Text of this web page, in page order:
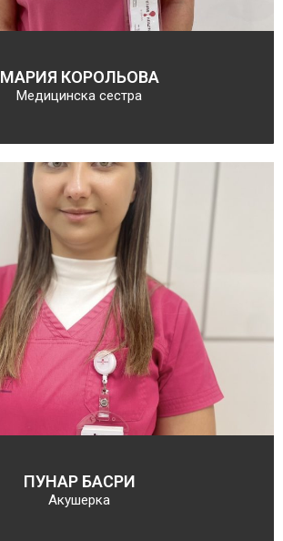
МАРИЯ КОРОЛЬОВА
Медицинска сестра
ПУНАР БАСРИ
Акушерка